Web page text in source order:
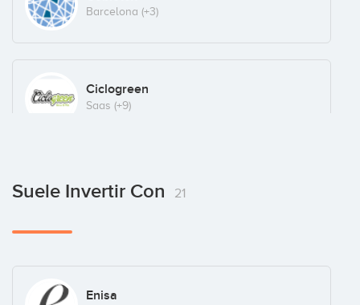
Barcelona (+3)
Ciclogreen
Saas (+9)
Devicare
Bigdata (+8)
Suele Invertir Con 21
Enisa